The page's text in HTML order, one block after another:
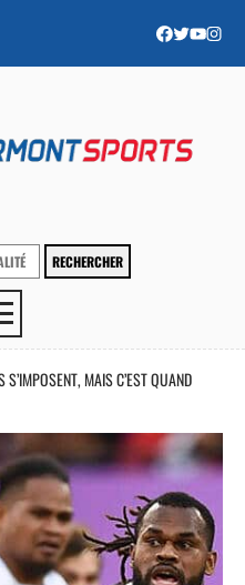
S’IMPOSENT, MAIS C’EST QUAND